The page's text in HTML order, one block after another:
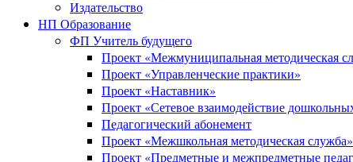
Издательство
НП Образование
ФП Учитель будущего
Проект «Межмуниципальная методическая
Проект «Управленческие практики»
Проект «Наставник»
Проект «Сетевое взаимодействие
Педагогический абонемент
Проект «Межшкольная методическая служба»
Проект «Предметные и межпредметные